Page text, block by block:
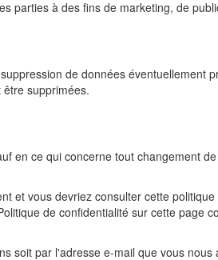
parties à des fins de marketing, de
de données éventuellement
supprimées.
en ce qui concerne tout changement
et vous devriez consulter cette
de confidentialité sur cette page
soit par l'adresse e-mail que vous